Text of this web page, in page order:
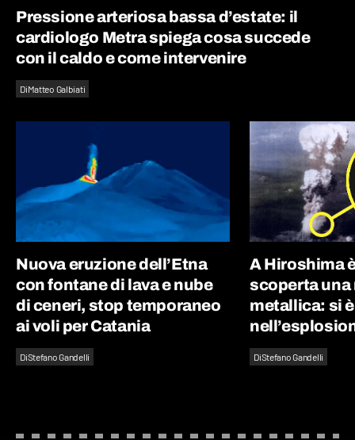
Pressione arteriosa bassa d’estate: il
cardiologo Metra spiega cosa succede
con il caldo e come intervenire
DiMatteo Galbiati
Nuova eruzione dell’Etna
con fontane di lava e nube
di ceneri, stop temporaneo
ai voli per Catania
DiStefano Gandelli
A Hiroshima
scoperta una
metallica: si
DiStefano Gandelli